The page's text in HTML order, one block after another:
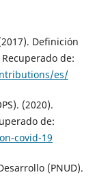
Definición
de:
es/
(2020).
de:
covid-19
(PNUD).